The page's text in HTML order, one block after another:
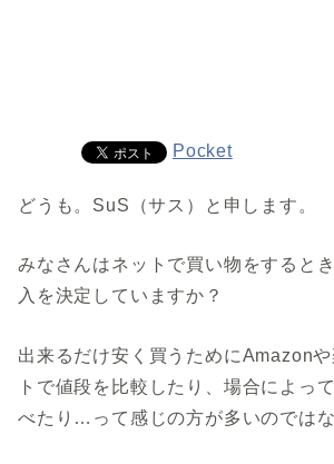
Pocket
どうも。SuS（サス）と申します。
みなさんはネットで買い物をすると
入を決定していますか？
出来るだけ安く買うためにAmazon
トで値段を比較したり、場合によっ
べたり…って感じの方が多いのでは